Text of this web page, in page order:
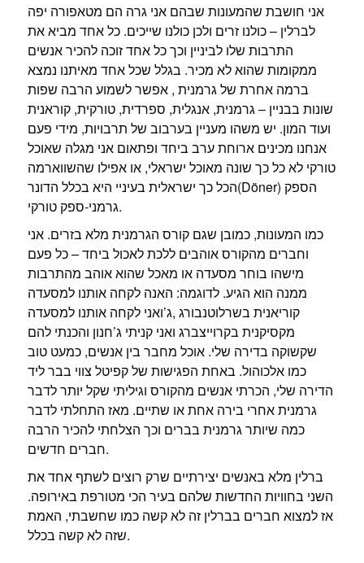
אני חושבת שהמעונות שבהם אני גרה הם מטאפורה יפה
לברלין – כולנו זרים ולכן כולנו שייכים. כל אחד מביא את
התרבות שלו לביניין וכך כל אחד זוכה להכיר אנשים
ממקומות שהוא לא מכיר. בגלל שכל אחד מאיתנו נמצא
ברמה אחרת של גרמנית , אפשר לשמוע הרבה שפות
שונות בבניין – גרמנית, אנגלית, ספרדית, טורקית, קוראנית
ועוד המון. יש משהו מעניין בערבוב של תרבויות, מידי פעם
אנחנו מכינים ארוחת ערב ביחד ופתאום אני מגלה שאוכל
טורקי לא כל כך שונה מאוכל ישראלי, או אפילו שהשווארמה
הכל כך ישראלית בעיניי היא בכלל הדונר(Döner) הספק
גרמני-ספק טורקי.
כמו המעונות, כמובן שגם קורס הגרמנית מלא בזרים. אני
וחברים מהקורס אוהבים ללכת לאכול ביחד – כל פעם
מישהו בוחר מסעדה או מאכל שהוא אוהב מהתרבות
ממנה הוא הגיע. לדוגמה: האנה לקחה אותנו למסעדה
קוריאנית בשרלוטנבורג ,ג’ואני לקחה אותנו למסעדה
מקסיקנית בקרוייצברג ואני קניתי ג’חנון והכנתי להם
שקשוקה בדירה שלי. אוכל מחבר בין אנשים, כמעט טוב
כמו אלכוהול. באחת הפגישות של קפיטל צווי בבר ליד
הדירה שלי, הכרתי אנשים מהקורס וגיליתי שקל יותר לדבר
גרמנית אחרי בירה אחת או שתיים. מאז התחלתי לדבר
כמה שיותר גרמנית בברים וכך הצלחתי להכיר הרבה
חברים חדשים.
ברלין מלא באנשים יצירתיים שרק רוצים לשתף אחד את
השני בחוויות החדשות שלהם בעיר הכי מטורפת באירופה.
אז למצוא חברים בברלין זה לא קשה כמו שחשבתי, האמת
שזה לא קשה בכלל.